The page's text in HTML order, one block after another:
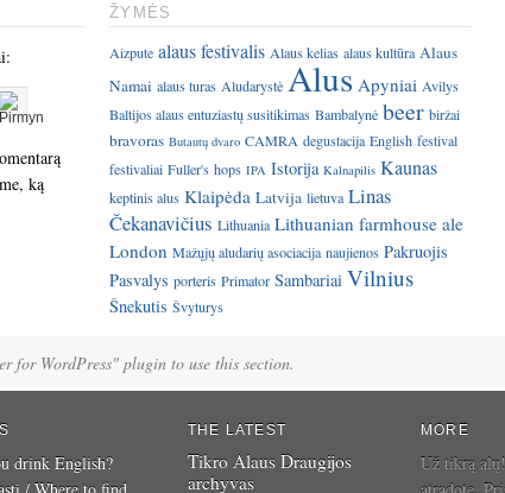
ką
ŽYMĖS
Aizpute alaus festivalis Alaus kelias alaus kultūra Alaus
Namai alaus turas Aludarystė Alus Apyniai Avilys
Baltijos alaus entuziastų susitikimas Bambalynė beer biržai
bravoras Butautų dvaro CAMRA degustacija English festival
festivaliai Fuller's hops IPA Istorija Kalnapilis Kaunas
keptinis alus Klaipėda Latvija lietuva Linas
Čekanavičius Lithuania Lithuanian farmhouse ale
London Mažųjų aludarių asociacija naujienos Pakruojis
Pasvalys porteris Primator Sambariai Vilnius
Šnekutis Švyturys
for WordPress" plugin to use this section.
drink English?
THE LATEST
Tikro Alaus Draugijos
archyvas
MORE
Už tikrą